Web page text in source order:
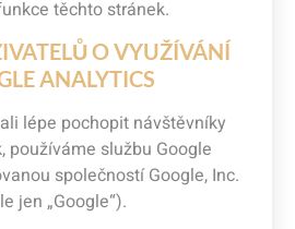
těchto stránek.
O VYUŽÍVÁNÍ
ANALYTICS
lépe pochopit návštěvníky
používáme službu Google
společností Google, Inc.
jen „Google“).